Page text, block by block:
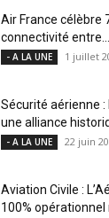
Air France célèbre
connectivité entre...
- A LA UNE 1 juillet
Sécurité aérienne :
une alliance
- A LA UNE 22 juin
Aviation Civile :
100% opérationnel